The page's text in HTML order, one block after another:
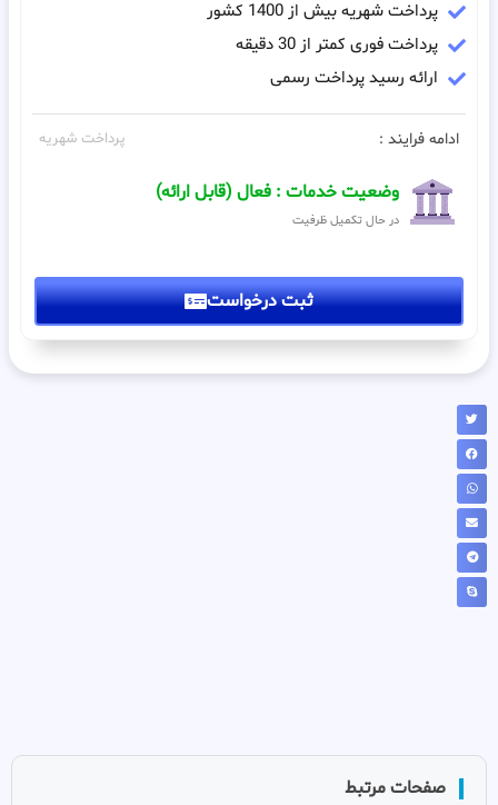
پرداخت شهریه بیش از 1400 کشور
پرداخت فوری کمتر از 30 دقیقه
ارائه رسید پرداخت رسمی
ادامه فرایند : پرداخت شهریه
وضعیت خدمات : فعال (قابل ارائه)
در حال تکمیل ظرفیت
ثبت درخواست
صفحات مرتبط